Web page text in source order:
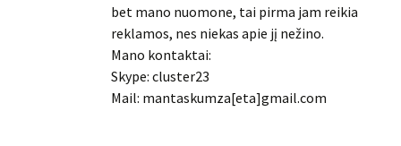
bet mano nuomone, tai pirma jam reikia
reklamos, nes niekas apie jį nežino.
Mano kontaktai:
Skype: cluster23
Mail: mantaskumza[eta]gmail.com